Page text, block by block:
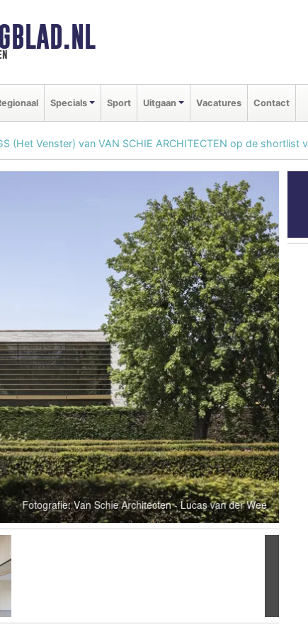
Specials Sport Uitgaan Vacatures Contact
(Het Venster) van VAN SCHIE ARCHITECTEN op de